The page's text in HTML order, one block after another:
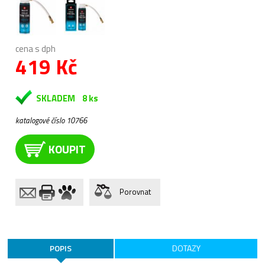
cena s dph
419 Kč
SKLADEM 8 ks
katalogové číslo 10766
KOUPIT
Porovnat
POPIS DOTAZY